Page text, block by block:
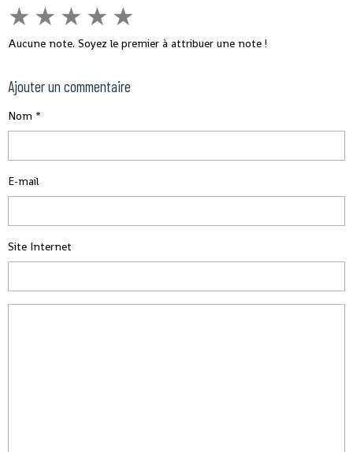
★ ★ ★ ★ ★
Aucune note. Soyez le premier à attribuer une note !
Ajouter un commentaire
Nom
E-mail
Site Internet